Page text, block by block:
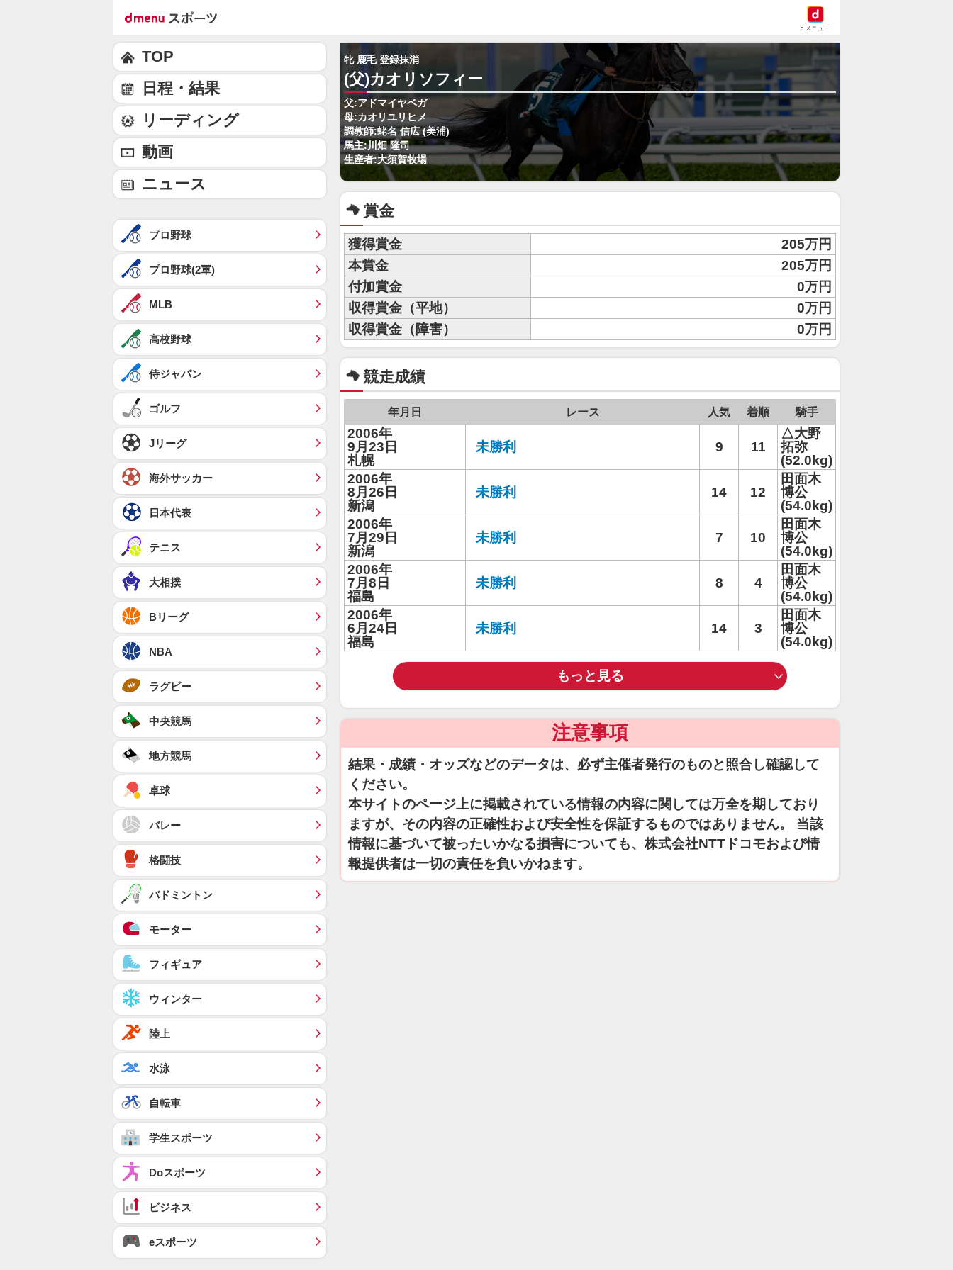
dメニュー
牝 鹿毛 登録抹消
(父)カオリソフィー
父:アドマイヤベガ
母:カオリユリヒメ
調教師:蛯名 信広 (美浦)
馬主:川畑 隆司
生産者:大須賀牧場
賞金
獲得賞金
205万円
本賞金
205万円
付加賞金
0万円
収得賞金（平地）
0万円
収得賞金（障害）
0万円
競走成績
年月日 レース 人気 着順 騎手
2006年
9月23日
札幌
未勝利 9 11
△大野
拓弥
(52.0kg)
2006年
8月26日
新潟
未勝利 14 12
田面木
博公
(54.0kg)
2006年
7月29日
新潟
未勝利 7 10
田面木
博公
(54.0kg)
2006年
7月8日
福島
未勝利 8 4
田面木
博公
(54.0kg)
2006年
6月24日
福島
未勝利 14 3
田面木
博公
(54.0kg)
もっと見る
注意事項
結果・成績・オッズなどのデータは、必ず主催者発行のものと照合し確認して
ください。
本サイトのページ上に掲載されている情報の内容に関しては万全を期しており
ますが、その内容の正確性および安全性を保証するものではありません。 当該
情報に基づいて被ったいかなる損害についても、株式会社NTTドコモおよび情
報提供者は一切の責任を負いかねます。
TOP
日程・結果
リーディング
動画
ニュース
プロ野球
プロ野球(2軍)
MLB
高校野球
侍ジャパン
ゴルフ
Jリーグ
海外サッカー
日本代表
テニス
大相撲
Bリーグ
NBA
ラグビー
中央競馬
地方競馬
卓球
バレー
格闘技
バドミントン
モーター
フィギュア
ウィンター
陸上
水泳
自転車
学生スポーツ
Doスポーツ
ビジネス
eスポーツ